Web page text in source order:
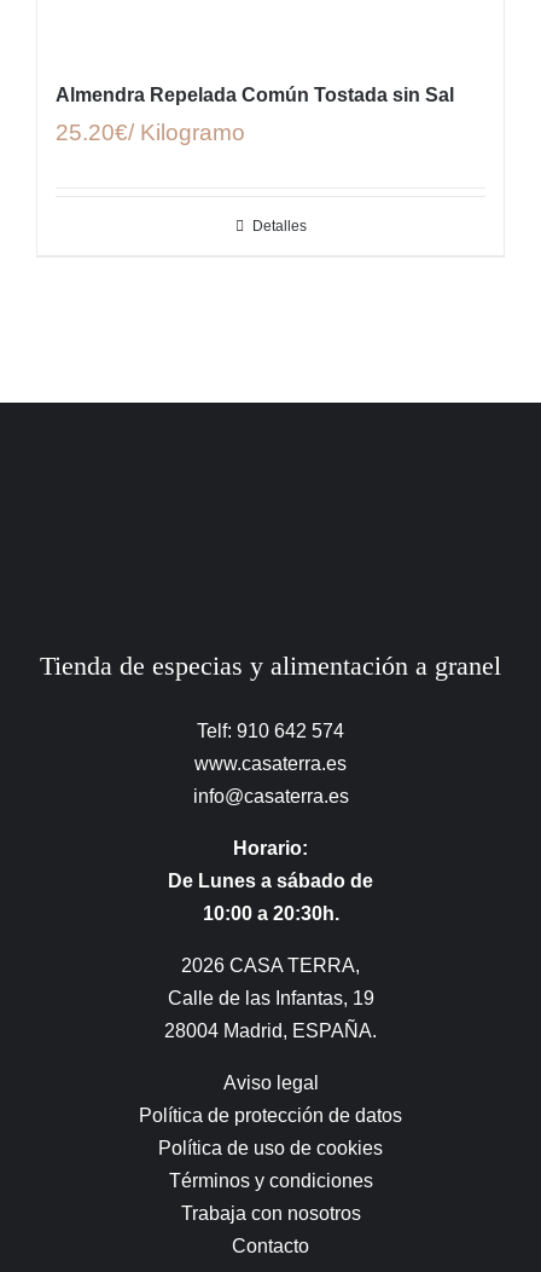
Almendra Repelada Común Tostada sin Sal
25.20€/ Kilogramo
Detalles
Tienda de especias y alimentación a granel
Telf: 910 642 574
www.casaterra.es
info@casaterra.es
Horario:
De Lunes a sábado de
10:00 a 20:30h.
2026 CASA TERRA,
Calle de las Infantas, 19
28004 Madrid, ESPAÑA.
Aviso legal
Política de protección de datos
Política de uso de cookies
Términos y condiciones
Trabaja con nosotros
Contacto